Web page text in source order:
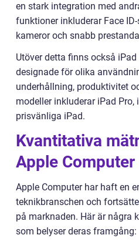
en stark integration med
funktioner inkluderar Face
kameror och snabb
Utöver detta finns också
designade för olika
underhållning, produktivitet
modeller inkluderar iPad Pro,
prisvänliga iPad.
Kvantitativa
Apple Computer
Apple Computer har haft en
teknikbranschen och
på marknaden. Här är några
som belyser deras framgång: